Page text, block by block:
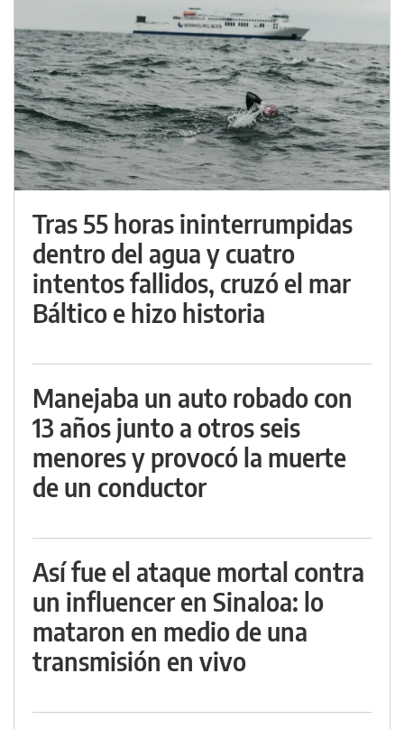
Tras 55 horas ininterrumpidas
dentro del agua y cuatro
intentos fallidos, cruzó el mar
Báltico e hizo historia
Manejaba un auto robado con
13 años junto a otros seis
menores y provocó la muerte
de un conductor
Así fue el ataque mortal contra
un influencer en Sinaloa: lo
mataron en medio de una
transmisión en vivo